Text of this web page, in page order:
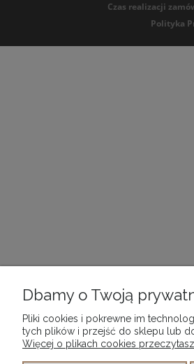
Czas realizacji
Polityka
Dbamy o Twoją
Pliki cookies i pokrewne im
tych plików i przejść do sklepu lub
Więcej o plikach cookies